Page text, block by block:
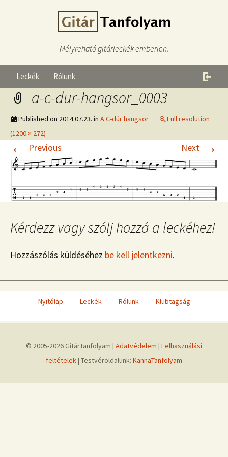
Mélyreható gitárleckék emberien.
Leckék Rólunk
a-c-dur-hangsor_0003
Published on 2014.07.23. in A C-dúr hangsor
Full resolution
(1200 × 272)
← Previous Next →
Kérdezz vagy szólj hozzá a leckéhez!
Hozzászólás küldéséhez be kell jelentkezni.
Nyitólap Leckék Rólunk Klubtagság
© 2005-2026 GitárTanfolyam | Adatvédelem | Felhasználási
feltételek| Testvéroldalunk: KannaTanfolyam